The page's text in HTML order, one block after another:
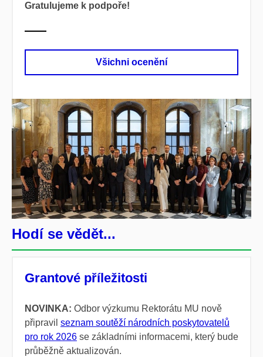
Gratulujeme k podpoře!
Všichni ocenění
Hodí se vědět...
Grantové příležitosti
NOVINKA: Odbor výzkumu Rektorátu MU nově
připravil seznam soutěží národních poskytovatelů
pro rok 2026 se základními informacemi, který bude
průběžně aktualizován.